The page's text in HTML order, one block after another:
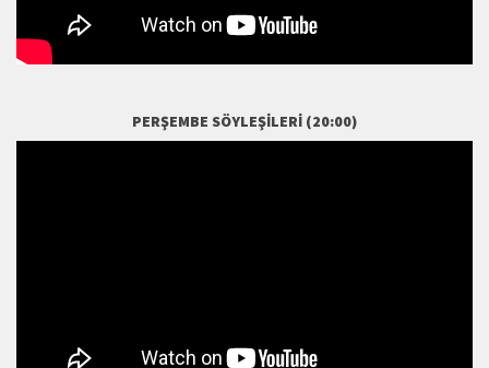
PERŞEMBE SÖYLEŞILERI (20:00)